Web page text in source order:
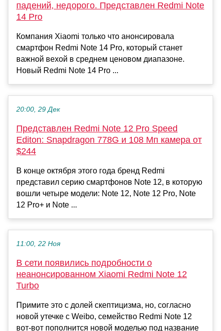
падений, недорого. Представлен Redmi Note
14 Pro
Компания Xiaomi только что анонсировала
смартфон Redmi Note 14 Pro, который станет
важной вехой в среднем ценовом диапазоне.
Новый Redmi Note 14 Pro ...
20:00, 29 Дек
Представлен Redmi Note 12 Pro Speed
Editon: Snapdragon 778G и 108 Мп камера от
$244
В конце октября этого года бренд Redmi
представил серию смартфонов Note 12, в которую
вошли четыре модели: Note 12, Note 12 Pro, Note
12 Pro+ и Note ...
11:00, 22 Ноя
В сети появились подробности о
неанонсированном Xiaomi Redmi Note 12
Turbo
Примите это с долей скептицизма, но, согласно
новой утечке с Weibo, семейство Redmi Note 12
вот-вот пополнится новой моделью под название